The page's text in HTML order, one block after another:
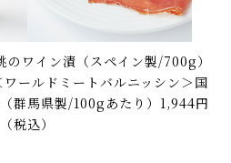
ワイン漬（スペイン製/700g）
ールドミートバルニッシン＞国
群馬県製/100gあたり）1,944円
（税込）